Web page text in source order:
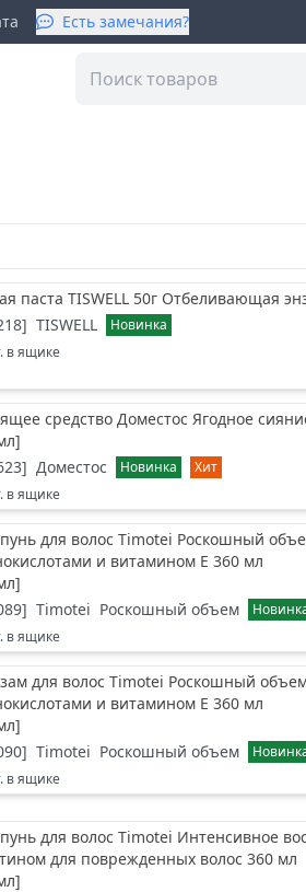
Есть замечания?
паста TISWELL 50г Отбеливающая
] TISWELL
Новинка
в ящике
средство Доместос Ягодное
]
] Доместос Новинка
Хит
в ящике
для волос Timotei Роскошный
и витамином Е 360 мл
]
] Timotei Роскошный объем
в ящике
для волос Timotei Роскошный
и витамином Е 360 мл
]
] Timotei Роскошный объем
в ящике
для волос Timotei Интенсивное
для поврежденных волос 360 мл
]